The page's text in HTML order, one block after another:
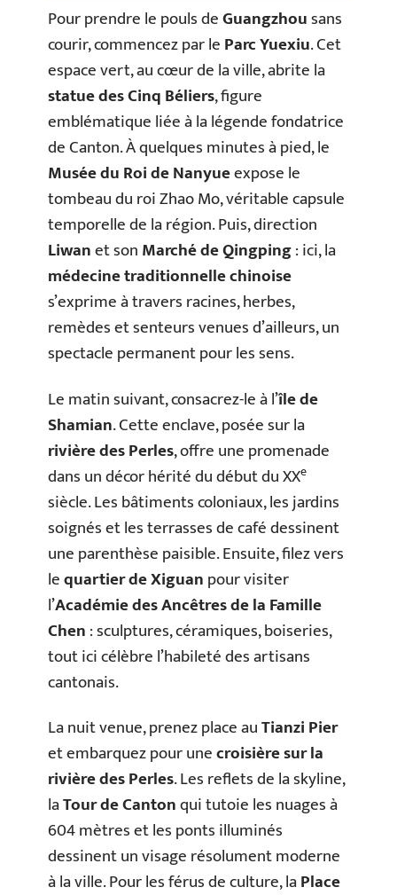
Pour prendre le pouls deGuangzhousans
courir, commencez par leParc Yuexiu. Cet
espace vert, au cœur de la ville, abrite la
statue des Cinq Béliers, figure
emblématique liée à la légende fondatrice
de Canton. À quelques minutes à pied, le
Musée du Roi de Nanyueexpose le
tombeau du roi Zhao Mo, véritable capsule
temporelle de la région. Puis, direction
Liwanet sonMarché de Qingping: ici, la
médecine traditionnelle chinoise
s’exprime à travers racines, herbes,
remèdes et senteurs venues d’ailleurs, un
spectacle permanent pour les sens.
Le matin suivant, consacrez-le à l’île de
Shamian. Cette enclave, posée sur la
rivière des Perles, offre une promenade
dans un décor hérité du début du XXe
siècle. Les bâtiments coloniaux, les jardins
soignés et les terrasses de café dessinent
une parenthèse paisible. Ensuite, filez vers
lequartier de Xiguanpour visiter
l’Académie des Ancêtres de la Famille
Chen: sculptures, céramiques, boiseries,
tout ici célèbre l’habileté des artisans
cantonais.
La nuit venue, prenez place auTianzi Pier
et embarquez pour unecroisière sur la
rivière des Perles. Les reflets de la skyline,
laTour de Cantonqui tutoie les nuages à
604 mètres et les ponts illuminés
dessinent un visage résolument moderne
à la ville. Pour les férus de culture, laPlace